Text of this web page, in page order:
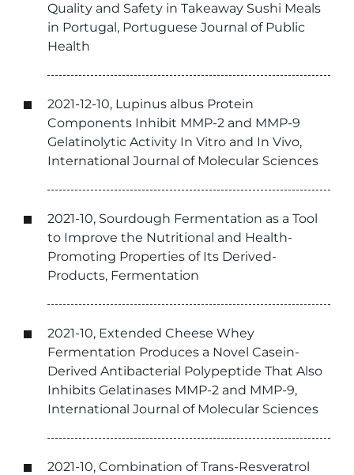
Quality and Safety in Takeaway Sushi Meals
in Portugal, Portuguese Journal of Public
Health
2021-12-10, Lupinus albus Protein
Components Inhibit MMP-2 and MMP-9
Gelatinolytic Activity In Vitro and In Vivo,
International Journal of Molecular Sciences
2021-10, Sourdough Fermentation as a Tool
to Improve the Nutritional and Health-
Promoting Properties of Its Derived-
Products, Fermentation
2021-10, Extended Cheese Whey
Fermentation Produces a Novel Casein-
Derived Antibacterial Polypeptide That Also
Inhibits Gelatinases MMP-2 and MMP-9,
International Journal of Molecular Sciences
2021-10, Combination of Trans-Resveratrol